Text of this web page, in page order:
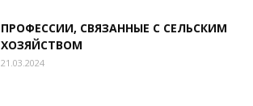
ПРОФЕССИИ, СВЯЗАННЫЕ С СЕЛЬСКИМ
ХОЗЯЙСТВОМ
21.03.2024